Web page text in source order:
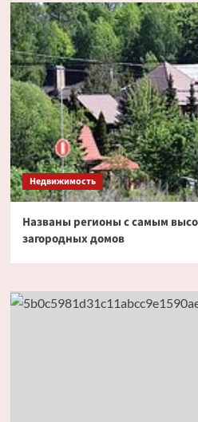
Недвижимость
Названы регионы с самым
загородных домов